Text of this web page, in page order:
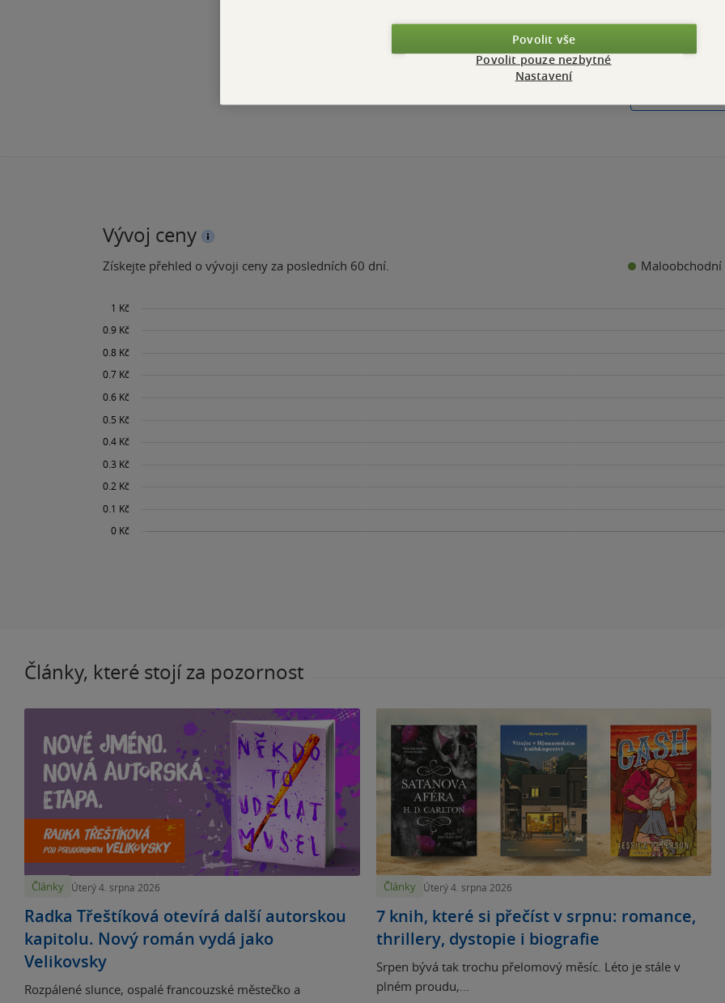
z
297 Kč
Vývoj ceny
Získejte přehled o vývoji ceny za posledních 60 dní. Maloobchodní
Články, které stojí za pozornost
Články Úterý 4. srpna 2026
Radka Třeštíková otevírá další autorskou
kapitolu. Nový román vydá jako
Velikovsky
Rozpálené slunce, ospalé francouzské městečko a
Články Úterý 4. srpna 2026
7 knih, které si přečíst v srpnu: romance,
thrillery, dystopie i biografie
Srpen bývá tak trochu přelomový měsíc. Léto je stále v
plném proudu,...
Povolit vše
Povolit pouze nezbytné
Nastavení